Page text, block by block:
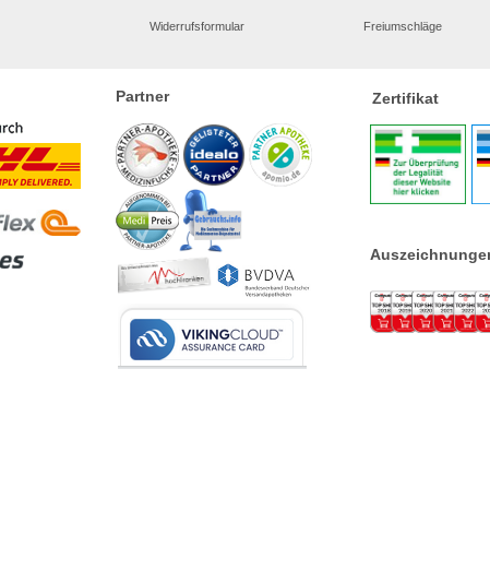
Widerrufsformular Freiumschläge
Partner Zertifikat